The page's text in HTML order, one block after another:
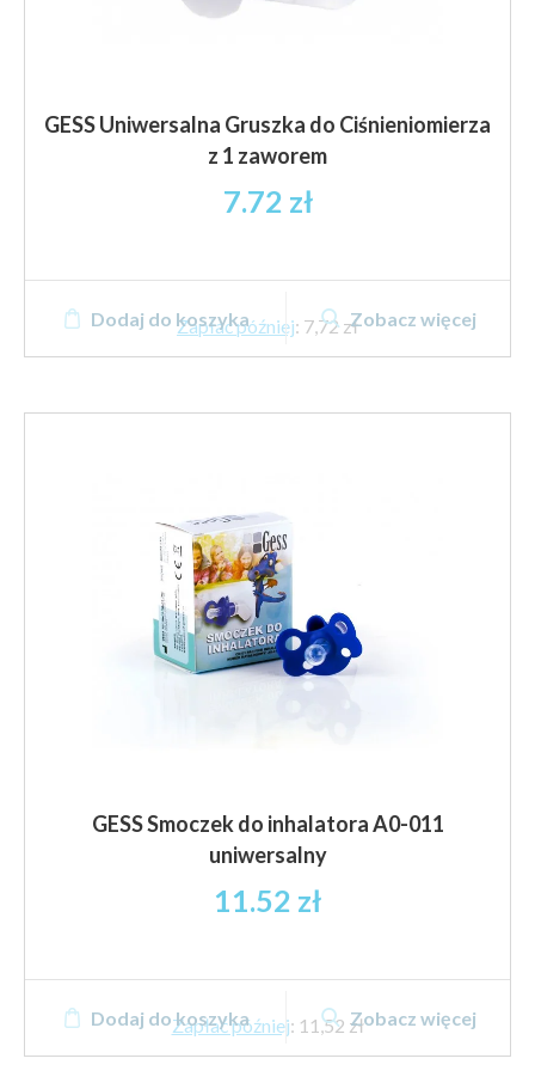
GESS Uniwersalna Gruszka do Ciśnieniomierza
z 1 zaworem
7.72 zł
Zapłać później: 7,72 zł
Dodaj do koszyka Zobacz więcej
GESS Smoczek do inhalatora A0-011
uniwersalny
11.52 zł
Zapłać później: 11,52 zł
Dodaj do koszyka Zobacz więcej